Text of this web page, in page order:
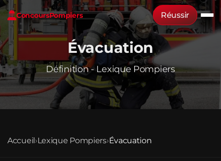
ConcoursPompiers Réussir
Évacuation
Définition - Lexique Pompiers
Accueil›Lexique Pompiers›Évacuation